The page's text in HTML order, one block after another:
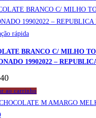
rápida
BRANCO C/ MILHO
19902022 –
ao carrinho